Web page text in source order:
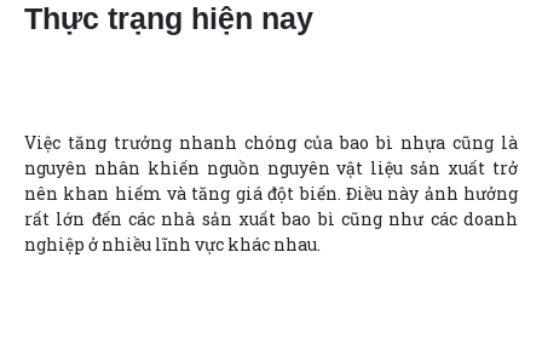
Thực trạng hiện nay
Việc tăng trưởng nhanh chóng của bao bì nhựa cũng là
nguyên nhân khiến nguồn nguyên vật liệu sản xuất trở
nên khan hiếm và tăng giá đột biến. Điều này ảnh hưởng
rất lớn đến các nhà sản xuất bao bì cũng như các doanh
nghiệp ở nhiều lĩnh vực khác nhau.